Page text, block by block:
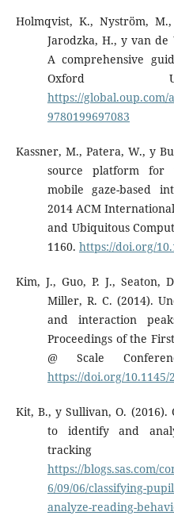
Holmqvist, K., Nyström,
Jarodzka, H., y van de
A comprehensive
Oxford
https://
9780199697083
Kassner, M., Patera, W., y
source platform for
mobile gaze-based
2014 ACM
and Ubiquitous
1160. https://doi.org/
Kim, J., Guo, P. J., Seaton,
Miller, R. C. (2014).
and interaction
Proceedings of the
@ Scale
https://doi.org/10.1145/
Kit, B., y Sullivan, O.
to identify and
tracking
https://blogs.sas.com/
6/09/06/classifying-
analyze-reading-